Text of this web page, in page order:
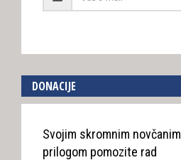
DONACIJE
Svojim skromnim novčanim
prilogom pomozite rad